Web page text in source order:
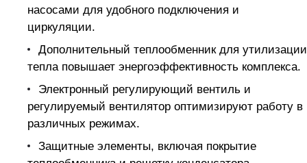
насосами для удобного подключения и
циркуляции.
Дополнительный теплообменник для утилизации
тепла повышает энергоэффективность комплекса.
Электронный регулирующий вентиль и
регулируемый вентилятор оптимизируют работу в
различных режимах.
Защитные элементы, включая покрытие